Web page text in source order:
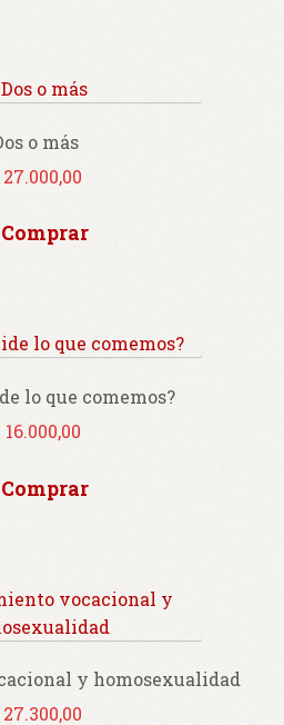
o más
27.000,00
Comprar
lo que comemos?
16.000,00
Comprar
y homosexualidad
27.300,00